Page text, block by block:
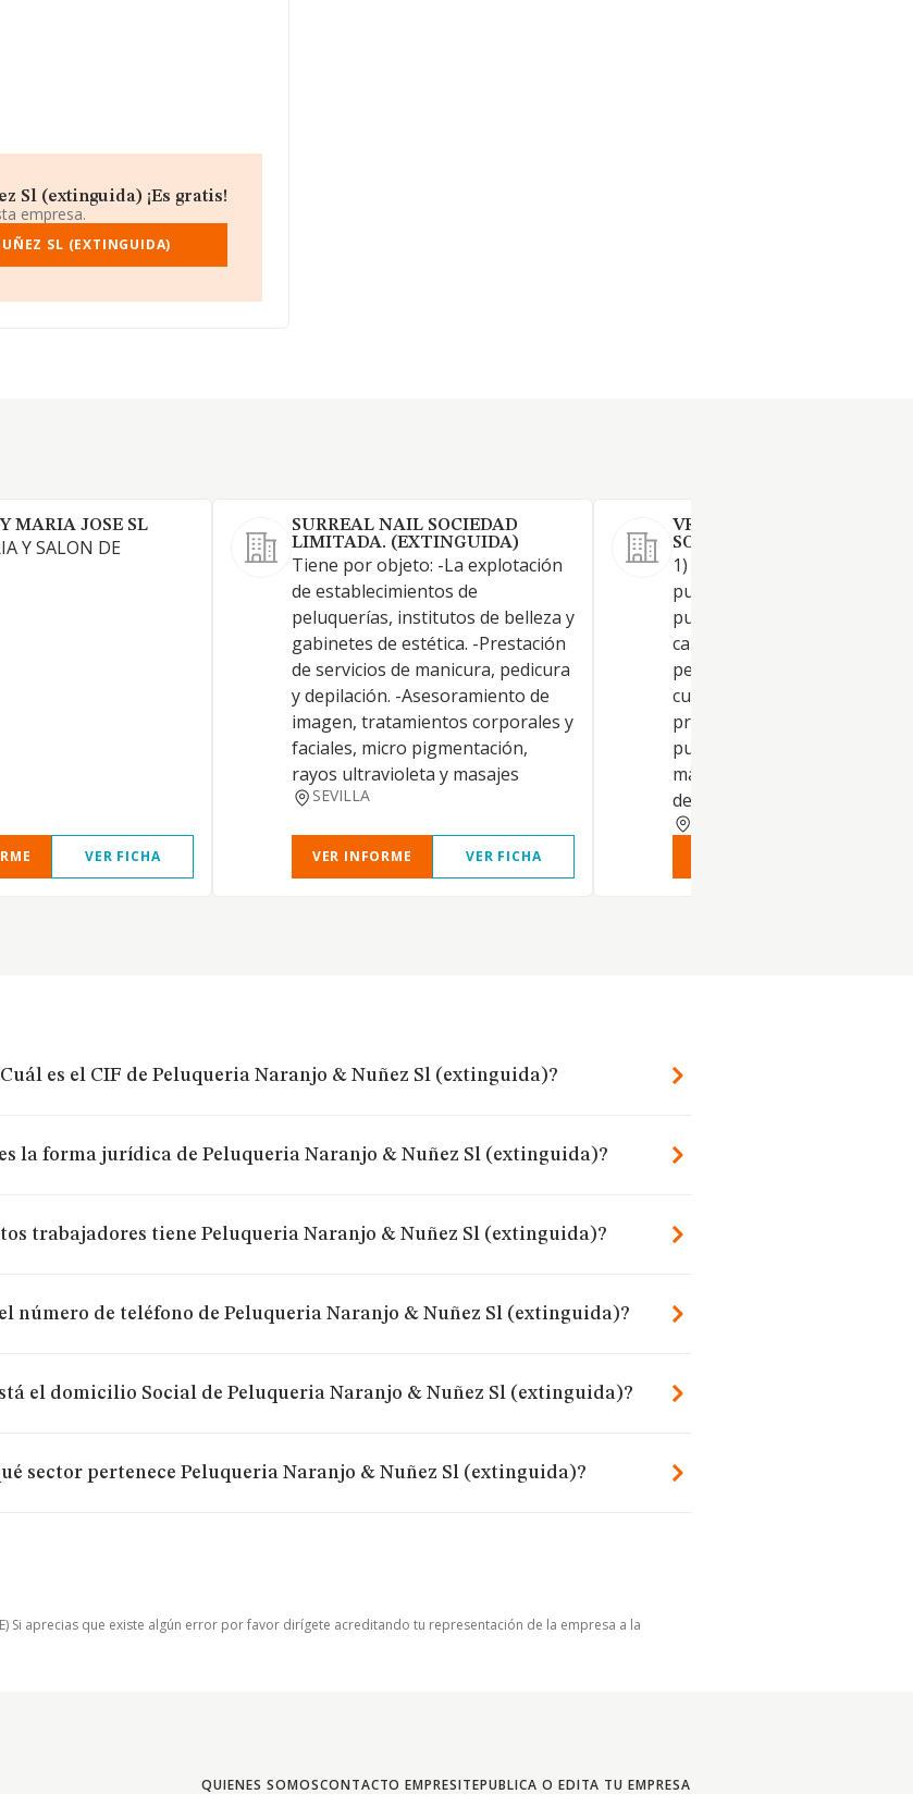
Sl (extinguida) ¡Es gratis!
empresa.
SL (EXTINGUIDA)
MARIA JOSE SL
Y SALON DE
VER FICHA
SURREAL NAIL SOCIEDAD
LIMITADA. (EXTINGUIDA)
Tiene por objeto: -La explotación
de establecimientos de
peluquerías, institutos de belleza y
gabinetes de estética. -Prestación
de servicios de manicura, pedicura
y depilación. -Asesoramiento de
imagen, tratamientos corporales y
faciales, micro pigmentación,
rayos ultravioleta y masajes
SEVILLA
VER INFORME VER FICHA
VRS ACTIVA GESTION
SOCIEDAD LIMITADA.
1) Realización de
publicitarias, Servicios de
publicidad mediante
carteles, folletos, boletines,
películas cinematográficas o
cualquier otro soporte a
prensa, radio, televisión,
publicidad aérea u otro
marketing directo por
de los métodos ETC
es el CIF de Peluqueria Naranjo & Nuñez Sl (extinguida)?
la forma jurídica de Peluqueria Naranjo & Nuñez Sl (extinguida)?
trabajadores tiene Peluqueria Naranjo & Nuñez Sl (extinguida)?
número de teléfono de Peluqueria Naranjo & Nuñez Sl (extinguida)?
el domicilio Social de Peluqueria Naranjo & Nuñez Sl (extinguida)?
sector pertenece Peluqueria Naranjo & Nuñez Sl (extinguida)?
Si aprecias que existe algún error por favor dirígete acreditando tu representación de la empresa a la
QUIENES SOMOSCONTACTO EMPRESITEPUBLICA O EDITA TU EMPRESA